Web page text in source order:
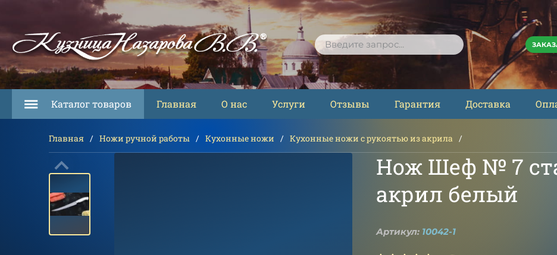
ПОИСК
Каталог товаров Главная О нас Услуги Отзывы Гарантия Доставка
Главная Ножи ручной работы Кухонные ножи Кухонные ножи с рукоятью из акрила
Нож Шеф № 7
акрил белый
Артикул: 10042-1